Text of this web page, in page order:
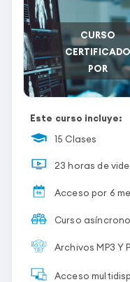
CURSO
CERTIFICADO
POR
Este curso incluye:
15 Clases
23 horas de
Acceso por 6
Curso asíncrono
Archivos MP3 Y
Acceso